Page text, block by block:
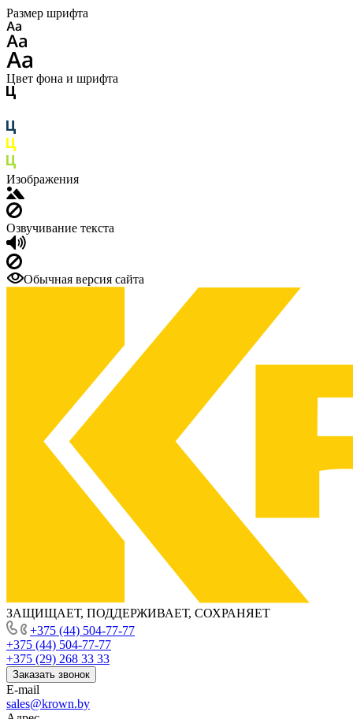
Размер шрифта
Цвет фона и шрифта
Изображения
Озвучивание текста
Обычная версия сайта
ЗАЩИЩАЕТ, ПОДДЕРЖИВАЕТ, СОХРАНЯЕТ
+375 (44) 504-77-77
+375 (44) 504-77-77
+375 (29) 268 33 33
Заказать звонок
E-mail
sales@krown.by